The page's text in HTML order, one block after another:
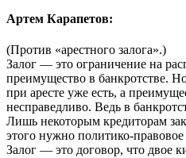
Артем Карапетов:
(Против «арестного залога».)
Залог — это ограничение на
преимущество в банкротстве.
при аресте уже есть, а
несправедливо. Ведь в
Лишь некоторым кредиторам
этого нужно политико-
Залог — это договор, что двое